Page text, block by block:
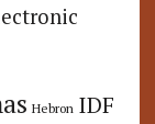
Hebron IDF